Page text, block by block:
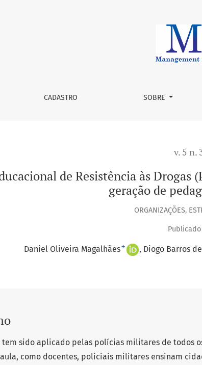
de Resistência às Drogas (Proerd) e o Curso de
CADASTRO SOBRE
v. 5 n.
de Resistência às Drogas
geração de
ORGANIZAÇÕES,
Publicado
Daniel Oliveira Magalhães+ Diogo Barros
tem sido aplicado pelas polícias militares de todos
como docentes, policiais militares ensinam